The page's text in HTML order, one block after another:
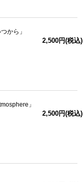
から」
2,500円(税込)
」
2,500円(税込)